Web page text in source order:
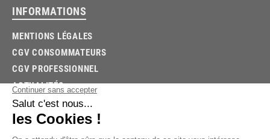
INFORMATIONS
MENTIONS LÉGALES
CGV CONSOMMATEURS
CGV PROFESSIONNEL
ACTUALITÉS